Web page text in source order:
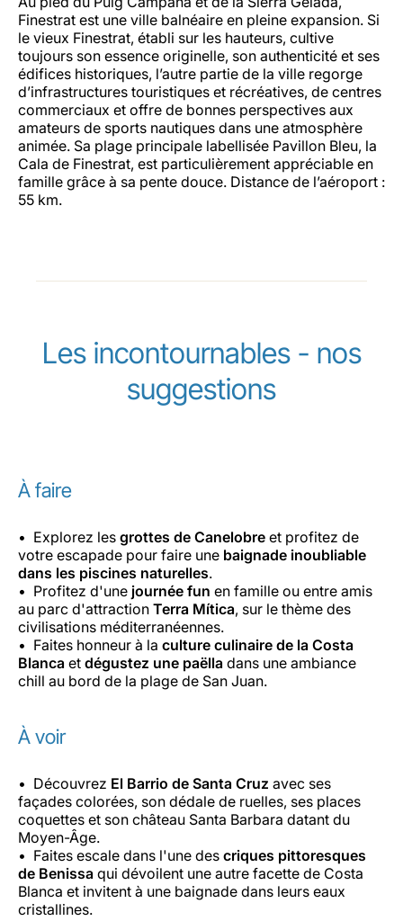
Finestrat est une ville balnéaire en pleine expansion. Si
le vieux Finestrat, établi sur les hauteurs, cultive
toujours son essence originelle, son authenticité et ses
édifices historiques, l’autre partie de la ville regorge
d’infrastructures touristiques et récréatives, de centres
commerciaux et offre de bonnes perspectives aux
amateurs de sports nautiques dans une atmosphère
animée. Sa plage principale labellisée Pavillon Bleu, la
Cala de Finestrat, est particulièrement appréciable en
famille grâce à sa pente douce. Distance de l’aéroport :
55 km.
Les incontournables - nos
suggestions
À faire
Explorez les grottes de Canelobre et profitez de
votre escapade pour faire une baignade inoubliable
dans les piscines naturelles.
Profitez d'une journée fun en famille ou entre amis
au parc d'attraction Terra Mítica, sur le thème des
civilisations méditerranéennes.
Faites honneur à la culture culinaire de la Costa
Blanca et dégustez une paëlla dans une ambiance
chill au bord de la plage de San Juan.
À voir
Découvrez El Barrio de Santa Cruz avec ses
façades colorées, son dédale de ruelles, ses places
coquettes et son château Santa Barbara datant du
Moyen-Âge.
Faites escale dans l'une des criques pittoresques
de Benissa qui dévoilent une autre facette de Costa
Blanca et invitent à une baignade dans leurs eaux
cristallines.